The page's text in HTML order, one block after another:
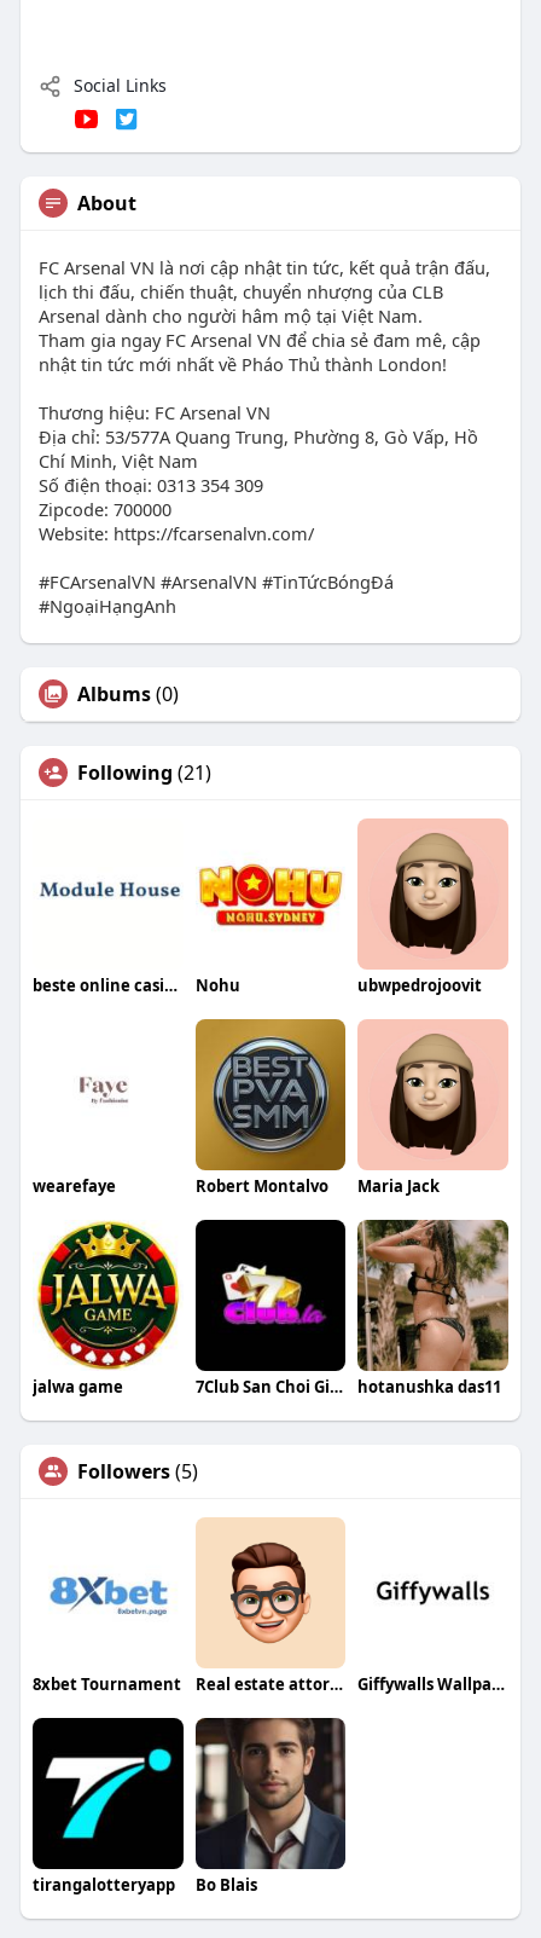
Social Links
About
FC Arsenal VN là nơi cập nhật tin tức, kết quả trận đấu,
lịch thi đấu, chiến thuật, chuyển nhượng của CLB
Arsenal dành cho người hâm mộ tại Việt Nam.
Tham gia ngay FC Arsenal VN để chia sẻ đam mê, cập
nhật tin tức mới nhất về Pháo Thủ thành London!
Thương hiệu: FC Arsenal VN
Địa chỉ: 53/577A Quang Trung, Phường 8, Gò Vấp, Hồ
Chí Minh, Việt Nam
Số điện thoại: 0313 354 309
Zipcode: 700000
Website: https://fcarsenalvn.com/
#FCArsenalVN #ArsenalVN #TinTứcBóngĐá
#NgoạiHạngAnh
Albums(0)
Following (21)
beste online casino ohne limit Nohu ubwpedrojoovit
wearefaye Robert Montalvo Maria Jack
jalwa game 7Club San Choi Giai Tri Dang Cap hotanushka das11
Followers(5)
8xbet Tournament Real estate attorney greenville Giffywalls Wallpaper
tirangalotteryapp Bo Blais